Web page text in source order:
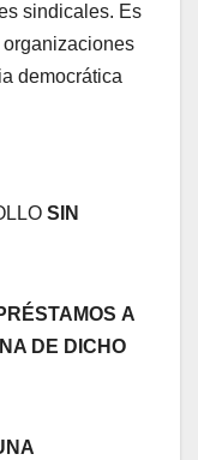
sindicales. Es
democrática
SIN
A
DE DICHO